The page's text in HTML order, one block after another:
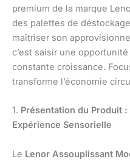
premium de la marque
des palettes de
maîtriser son
c’est saisir une
constante croissance.
transforme l’économie
1. Présentation du Produit
Expérience Sensorielle
Le Lenor Assouplissant